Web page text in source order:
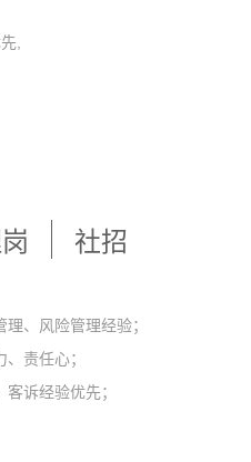
,
社招
、风险管理经验；
责任心；
诉经验优先；